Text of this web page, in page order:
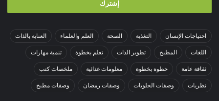
احتياجات الإنسان التغذية الصحة العلم والعلماء العناية بالذات
اللغات المطبخ تطوير الذات تعلم بخطوة تنمية مهارات
ثقافة عامة خطوة بخطوة معلومات غذائية ملخصات كتب
نظريات وصفات الحلويات وصفات رمضان وصفات مطبخ